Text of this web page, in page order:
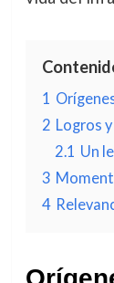
1
2 Logros
2.1 Un
3
4